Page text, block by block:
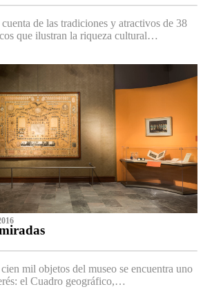
de las tradiciones y atractivos de 38
que ilustran la riqueza cultural…
mil objetos del museo se encuentra uno
el Cuadro geográfico,…